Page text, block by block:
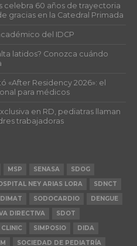
celebra 60 años de trayectoria
gracias en la Catedral Primada
del IDCP
latidos? Conozca cuándo
«After Residency 2026»: el
para médicos
en RD, pediatras llaman
trabajadoras
MSP SENASA
SDOG
NEY ARIAS LORA
SDNCT
SODOCARDIO
DENGUE
DIRECTIVA
SDOT
SIMPOSIO
DIDA
SOCIEDAD DE PEDIATRÍA